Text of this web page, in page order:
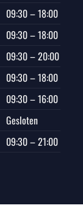
09:30 – 18:00
09:30 – 18:00
09:30 – 20:00
09:30 – 18:00
09:30 – 16:00
Gesloten
09:30 – 21:00